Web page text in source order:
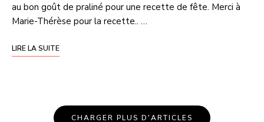
au bon goût de praliné pour une recette de fête. Merci à
Marie-Thérèse pour la recette.. …
LIRE LA SUITE
CHARGER PLUS D'ARTICLES